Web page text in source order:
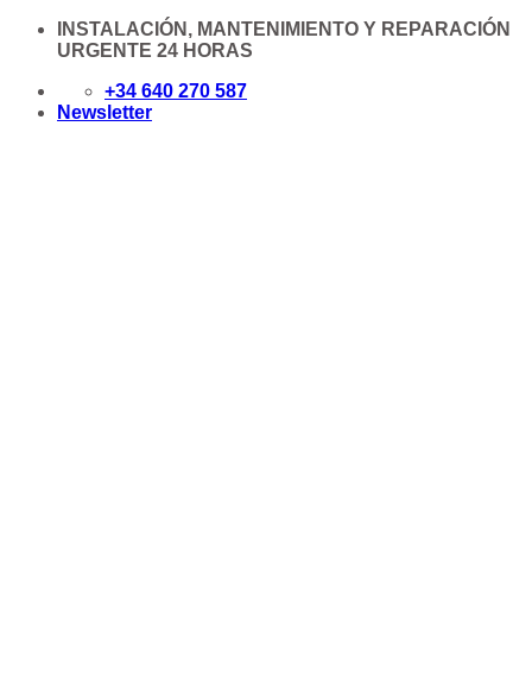
Saltar
INSTALACIÓN, MANTENIMIENTO Y REPARACIÓN
URGENTE 24 HORAS
+34 640 270 587
Newsletter